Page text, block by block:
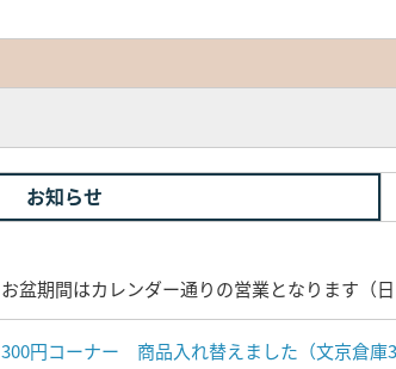
お知らせ
お盆期間はカレンダー通りの営業となります（日
300円コーナー 商品入れ替えました（文京倉庫